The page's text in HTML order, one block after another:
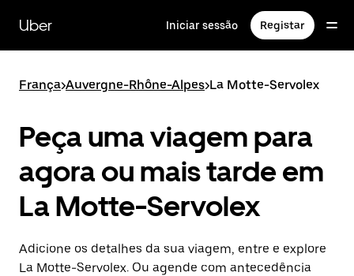
para
conteúdo
Uber Iniciar sessão Registar
França>Auvergne-Rhône-Alpes>La Motte-Servolex
Peça uma viagem para
agora ou mais tarde em
La Motte-Servolex
Adicione os detalhes da sua viagem, entre e explore
La Motte-Servolex. Ou agende com antecedência